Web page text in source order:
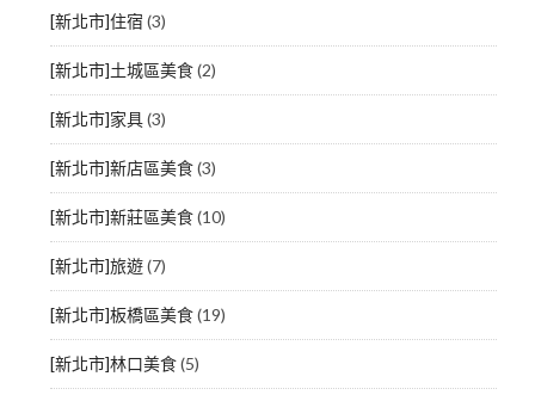
[新北市]住宿 (3)
[新北市]土城區美食(2)
[新北市]家具(3)
[新北市]新店區美食(3)
[新北市]新莊區美食(10)
[新北市]旅遊(7)
[新北市]板橋區美食(19)
[新北市]林口美食(5)